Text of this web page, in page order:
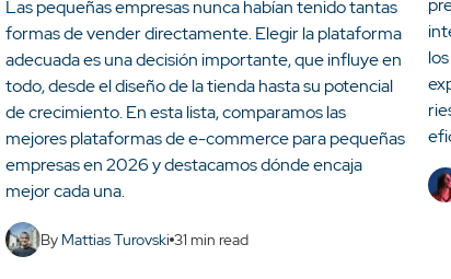
Las pequeñas empresas nunca habían tenido tantas
formas de vender directamente. Elegir la plataforma
adecuada es una decisión importante, que influye en
todo, desde el diseño de la tienda hasta su potencial
de crecimiento. En esta lista, comparamos las
mejores plataformas de e-commerce para pequeñas
empresas en 2026 y destacamos dónde encaja
mejor cada una.
By Mattias Turovski 31 min read